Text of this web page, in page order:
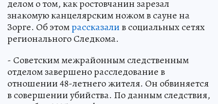
делом о том, как ростовчанин зарезал
знакомую канцелярским ножом в сауне на
Зорге. Об этомрассказалив социальных сетях
регионального Следкома.
- Советским межрайонным следственным
отделом завершено расследование в
отношении 48-летнего жителя. Он обвиняется
в совершении убийства. По данным следствия,